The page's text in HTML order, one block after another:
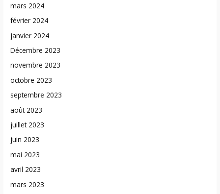
mars 2024
février 2024
janvier 2024
Décembre 2023
novembre 2023
octobre 2023
septembre 2023
août 2023
juillet 2023
juin 2023
mai 2023
avril 2023
mars 2023